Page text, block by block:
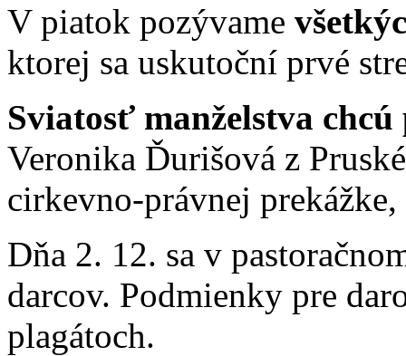
V piatok pozývame
ktorej sa uskutoční prvé
Sviatosť manželstva
Veronika Ďurišová z
cirkevno-právnej
Dňa 2. 12. sa v
darcov. Podmienky pre
plagátoch.